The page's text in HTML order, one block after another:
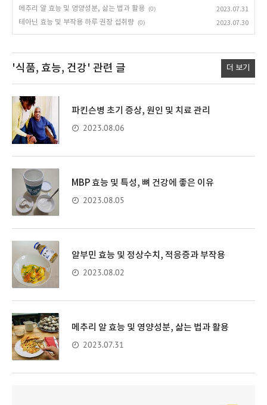
메추리 알 효능 및 영양성분, 삶는 법과 활용 (0)
2023.07.31
테아닌 효능 및 부작용 하루 권장 섭취량 (0) 2023.07.30
'식품, 효능, 건강' 관련 글 더 보기
파킨슨병 초기 증상, 원인 및 치료 관리
2023.08.06
MBP 효능 및 특성, 뼈 건강에 좋은 이유
2023.08.05
알부민 효능 및 정상수치, 적응증과 부작용
2023.08.02
메추리 알 효능 및 영양성분, 삶는 법과 활용
2023.07.31